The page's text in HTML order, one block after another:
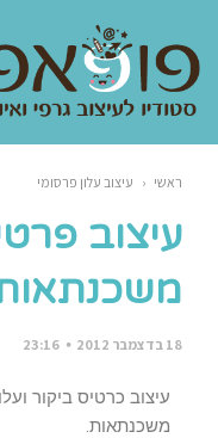
ראשי ‹ עיצוב עלון פרסומי
עיצוב
18 בדצמבר 2012 23:16
עיצוב כרטיס ביקור
משכנתאות.